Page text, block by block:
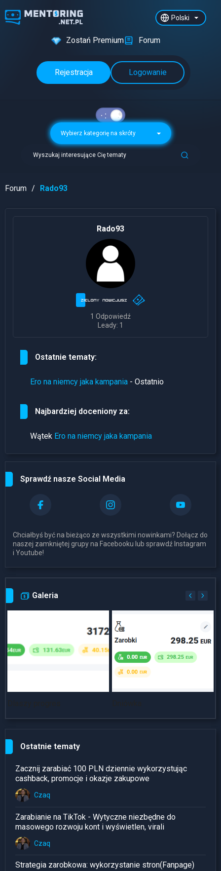
Polski
Zostań Premium Forum
Rejestracja Logowanie
Wybierz kategorię na skróty
Wyszukaj interesujące Cię tematy
Forum Rado93
Rado93
1 Odpowiedź
Leady: 1
Ostatnie tematy:
Ero na niemcy jaka kampania - Ostatnio
Najbardziej doceniony za:
Wątek Ero na niemcy jaka kampania
Sprawdź nasze Social Media
Chciałbyś być na bieżąco ze wszystkimi nowinkami? Dołącz do
naszej zamkniętej grupy na Facebooku lub sprawdź Instagram
i Youtube!
Galeria
Ostatnie tematy
Zacznij zarabiać 100 PLN dziennie wykorzystując
cashback, promocje i okazje zakupowe
Czaq
Zarabianie na TikTok - Wytyczne niezbędne do
masowego rozwoju kont i wyświetlen, virali
Czaq
Strategia zarobkowa: wykorzystanie stron(Fanpage)